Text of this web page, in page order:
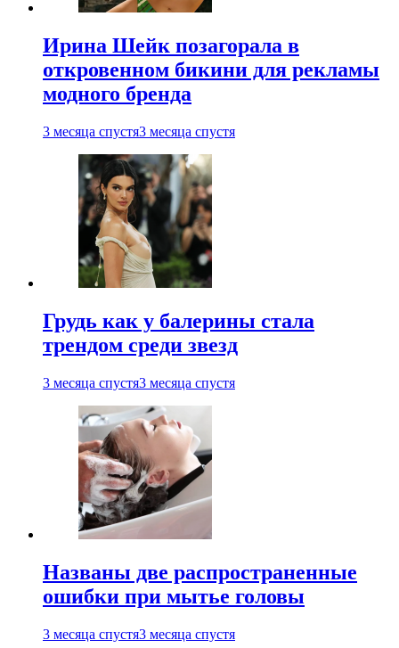
Ирина Шейк позагорала в
откровенном бикини для рекламы
модного бренда
3 месяца спустя3 месяца спустя
Грудь как у балерины стала
трендом среди звезд
3 месяца спустя3 месяца спустя
Названы две распространенные
ошибки при мытье головы
3 месяца спустя3 месяца спустя